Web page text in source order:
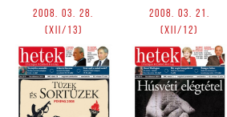
2008. 03. 28.
(XII/13)
2008. 03. 21.
(XII/12)